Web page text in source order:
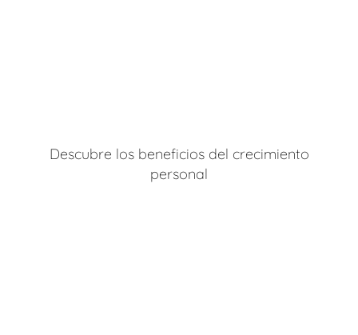
Descubre los beneficios del crecimiento
personal